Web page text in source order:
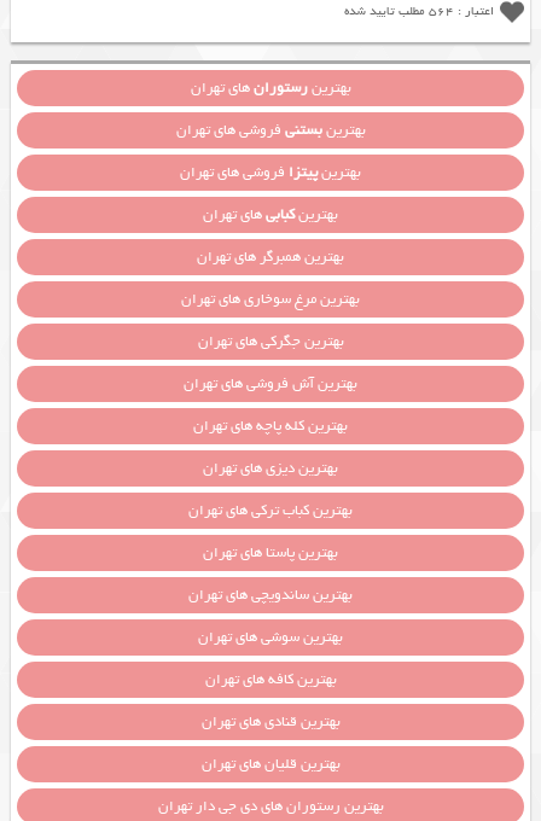
اعتبار : 564 مطلب تایید شده
بهترینرستورانهای تهران
بهترینبستنی فروشی های تهران
بهترینپیتزا فروشی های تهران
بهترینکبابیهای تهران
بهترین همبرگر های تهران
بهترین مرغ سوخاری های تهران
بهترین جگرکی های تهران
بهترین آش فروشی های تهران
بهترین کله پاچه های تهران
بهترین دیزی های تهران
بهترین کباب ترکی های تهران
بهترین پاستا های تهران
بهترین ساندویچی های تهران
بهترین سوشی های تهران
بهترین کافه های تهران
بهترین قنادی های تهران
بهترین قلیان های تهران
بهترین رستوران های دی جی دار تهران